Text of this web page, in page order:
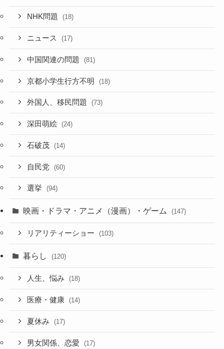
NHK問題 (18)
ニュース (17)
中国関連の問題 (81)
京都小学生行方不明 (18)
外国人、移民問題 (73)
深田萌絵 (24)
石破茂 (14)
自民党 (60)
選挙 (94)
映画・ドラマ・アニメ（漫画）・ゲーム (147)
リアリティーショー (103)
暮らし (120)
人生、悩み (18)
医療・健康 (14)
夏休み (17)
男女関係、恋愛 (17)